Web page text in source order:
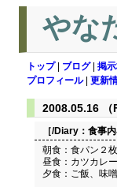
やな
トップ| ブログ| 掲
プロフィール| 更新
2008.05.16 （
［/Diary： 食事
朝食：食パン２
昼食：カツカレー
夕食：ご飯、味